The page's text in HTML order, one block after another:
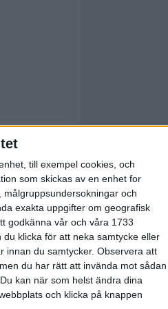
till exempel cookies, och
som skickas av en enhet for
och
exakta uppgifter om geografisk
godkänna vår och våra 1733
klicka för att neka samtycke eller
innan du samtycker. Observera att
du har rätt att invända mot sådan
kan när som helst ändra dina
och klicka på knappen